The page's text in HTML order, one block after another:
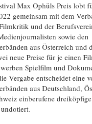
Max Ophüls Preis lobt
gemeinsam mit dem
und der
sowie den
aus Österreich und
neue Preise für je einen
Spielfilm und
Vergabe entscheidet eine
aus Deutschland,
einberufene